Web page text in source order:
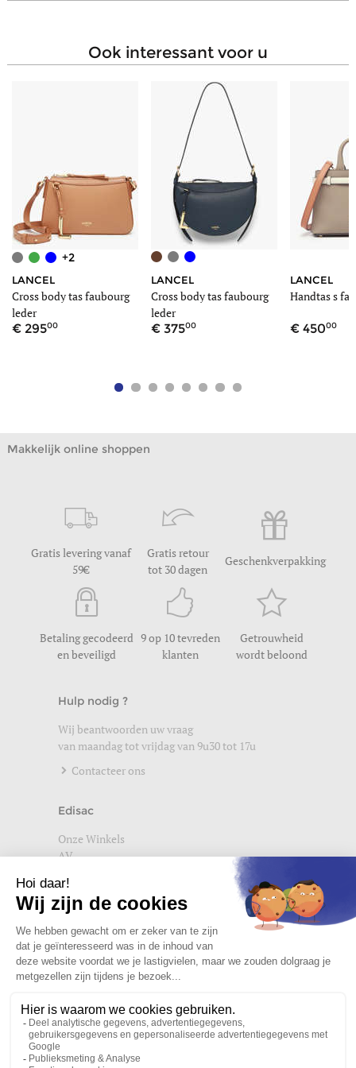
Verwijderbare schouderriem
Ja
ook interessant voor u
+2
LANCEL
Cross body tas faubourg
leder
29500
LANCEL
Cross body tas faubourg
leder
37500
LANCEL
Handtas s
45000
Makkelijk online shoppen
Gratis levering vanaf
59
Gratis retour
tot 30 dagen
Geschenkverpakking
Betaling gecodeerd
en beveiligd
9 op 10 tevreden
klanten
Getrouwheid
wordt beloond
Hulp nodig ?
Wij beantwoorden uw vraag
van maandag tot vrijdag van 9u30 tot 17u
Contacteer ons
Edisac
Onze Winkels
AV
Wettelijke vermeldingen
Privacybeleid
Word lid van de edisac community